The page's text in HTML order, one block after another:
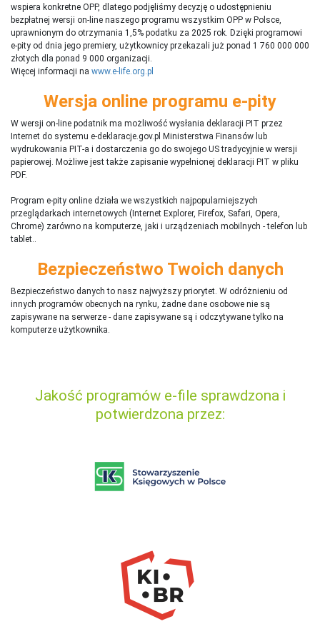
wspiera konkretne OPP, dlatego podjęliśmy decyzję o udostępnieniu
bezpłatnej wersji on-line naszego programu wszystkim OPP w Polsce,
uprawnionym do otrzymania 1,5% podatku za 2025 rok. Dzięki programowi
e-pity od dnia jego premiery, użytkownicy przekazali już ponad 1 760 000 000
złotych dla ponad 9 000 organizacji.
Więcej informacji na www.e-life.org.pl
Wersja online programu e-pity
W wersji on-line podatnik ma możliwość wysłania deklaracji PIT przez
Internet do systemu e-deklaracje.gov.pl Ministerstwa Finansów lub
wydrukowania PIT-a i dostarczenia go do swojego US tradycyjnie w wersji
papierowej. Możliwe jest także zapisanie wypełnionej deklaracji PIT w pliku
PDF.
Program e-pity online działa we wszystkich najpopularniejszych
przeglądarkach internetowych (Internet Explorer, Firefox, Safari, Opera,
Chrome) zarówno na komputerze, jaki i urządzeniach mobilnych - telefon lub
tablet..
Bezpieczeństwo Twoich danych
Bezpieczeństwo danych to nasz najwyższy priorytet. W odróżnieniu od
innych programów obecnych na rynku, żadne dane osobowe nie są
zapisywane na serwerze - dane zapisywane są i odczytywane tylko na
komputerze użytkownika.
Jakość programów e-file sprawdzona i
potwierdzona przez: